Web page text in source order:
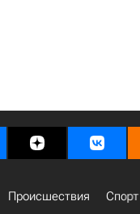
Происшествия Спорт